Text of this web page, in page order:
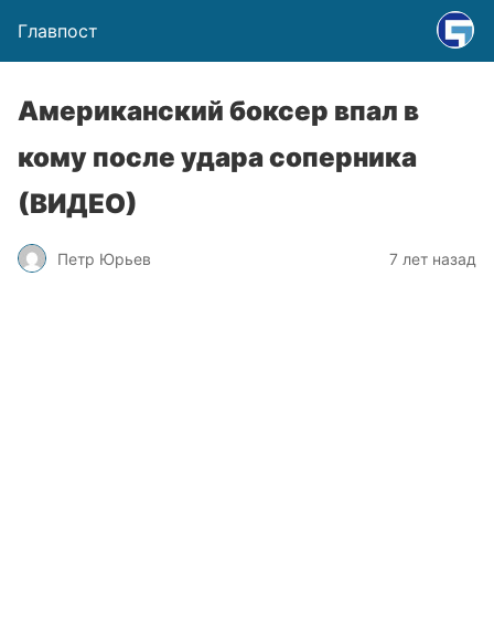
Главпост
Американский боксер впал в
кому после удара соперника
(ВИДЕО)
Петр Юрьев 7 лет назад